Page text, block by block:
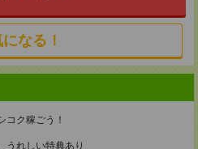
なる！
ク稼ごう！
うれしい特典あり